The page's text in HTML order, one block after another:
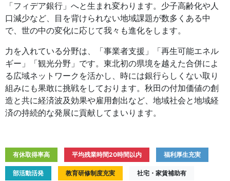
「フィデア銀行」へと生まれ変わります。少子高齢化や人
口減少など、目を背けられない地域課題が数多くある中
で、世の中の変化に応じて我々も進化をします。
力を入れている分野は、「事業者支援」「再生可能エネル
ギー」「観光分野」です。東北初の県境を越えた合併によ
る広域ネットワークを活かし、時には銀行らしくない取り
組みにも果敢に挑戦をしております。秋田の付加価値の創
造と共に経済波及効果や雇用創出など、地域社会と地域経
済の持続的な発展に貢献してまいります。
有休取得率高 平均残業時間20時間以内 福利厚生充実
部活動活発 教育研修制度充実 社宅・家賃補助有